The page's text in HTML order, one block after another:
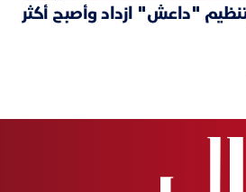
"داعش" ازداد وأصبح أكثر